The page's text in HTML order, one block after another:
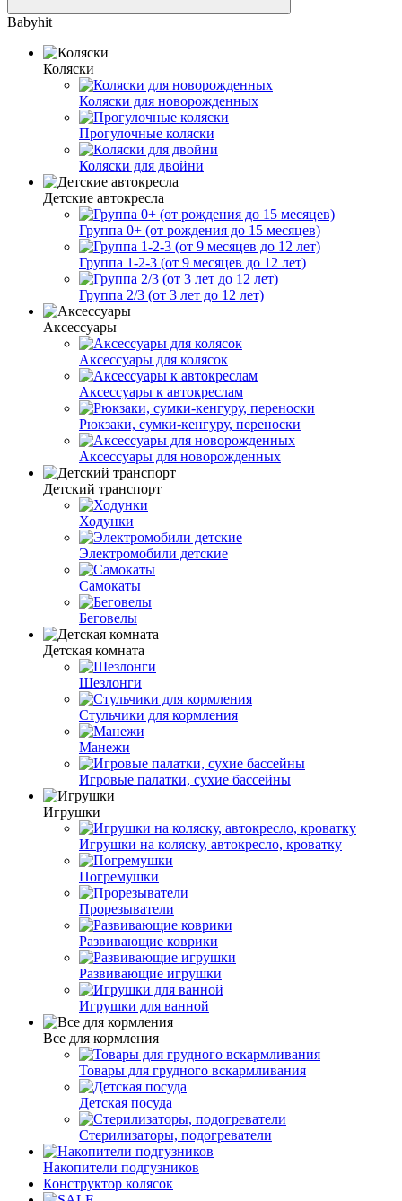
Babyhit
Коляски
Коляски для новорожденных
Прогулочные коляски
Коляски для двойни
Детские автокресла
Группа 0+ (от рождения до 15 месяцев)
Группа 1-2-3 (от 9 месяцев до 12 лет)
Группа 2/3 (от 3 лет до 12 лет)
Аксессуары
Аксессуары для колясок
Аксессуары к автокреслам
Рюкзаки, сумки-кенгуру, переноски
Аксессуары для новорожденных
Детский транспорт
Ходунки
Электромобили детские
Самокаты
Беговелы
Детская комната
Шезлонги
Стульчики для кормления
Манежи
Игровые палатки, сухие бассейны
Игрушки
Игрушки на коляску, автокресло, кроватку
Погремушки
Прорезыватели
Развивающие коврики
Развивающие игрушки
Игрушки для ванной
Все для кормления
Товары для грудного вскармливания
Детская посуда
Стерилизаторы, подогреватели
Накопители подгузников
Конструктор колясок